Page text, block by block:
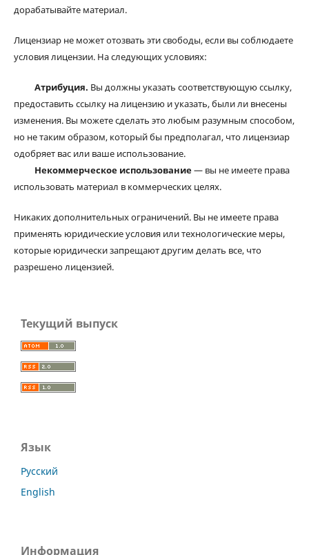
дорабатывайте материал.
Лицензиар не может отозвать эти свободы, если вы соблюдаете
условия лицензии. На следующих условиях:
Атрибуция. Вы должны указать соответствующую ссылку,
предоставить ссылку на лицензию и указать, были ли внесены
изменения. Вы можете сделать это любым разумным способом,
но не таким образом, который бы предполагал, что лицензиар
одобряет вас или ваше использование.
Некоммерческое использование— вы не имеете права
использовать материал в коммерческих целях.
Никаких дополнительных ограничений. Вы не имеете права
применять юридические условия или технологические меры,
которые юридически запрещают другим делать все, что
разрешено лицензией.
Текущий выпуск
Язык
Русский
English
Информация